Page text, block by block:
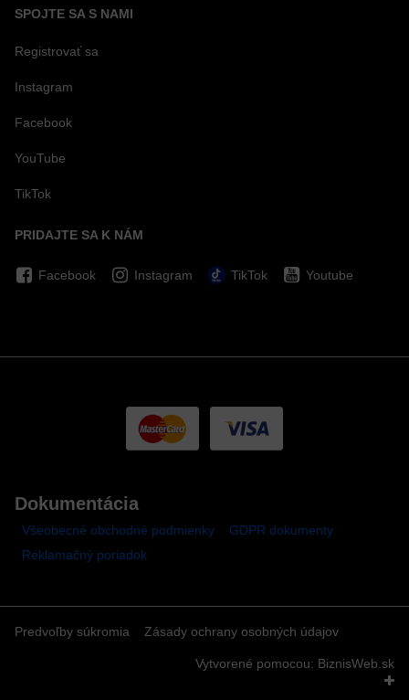
SPOJTE SA S NAMI
Registrovať sa
Instagram
Facebook
YouTube
TikTok
PRIDAJTE SA K NÁM
Facebook Instagram TikTok Youtube
Dokumentácia
Všeobecné obchodné podmienky
GDPR dokumenty
Reklamačný poriadok
Predvoľby súkromia Zásady ochrany osobných údajov
Vytvorené pomocou: BiznisWeb.sk